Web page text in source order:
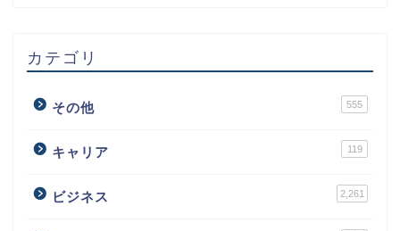
カテゴリ
その他 555
キャリア 119
ビジネス 2,261